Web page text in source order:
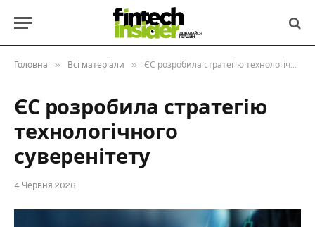
Головна » Всі матеріали » ЄС розробила стратегію технологічного суверенітету
ЄС розробила стратегію
технологічного
суверенітету
4 Червня 2026